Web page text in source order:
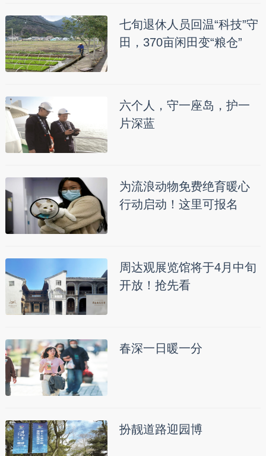
七旬退休人员回温“科技”守
田，370亩闲田变“粮仓”
六个人，守一座岛，护一
片深蓝
为流浪动物免费绝育暖心
行动启动！这里可报名
周达观展览馆将于4月中旬
开放！抢先看
春深一日暖一分
扮靓道路迎园博